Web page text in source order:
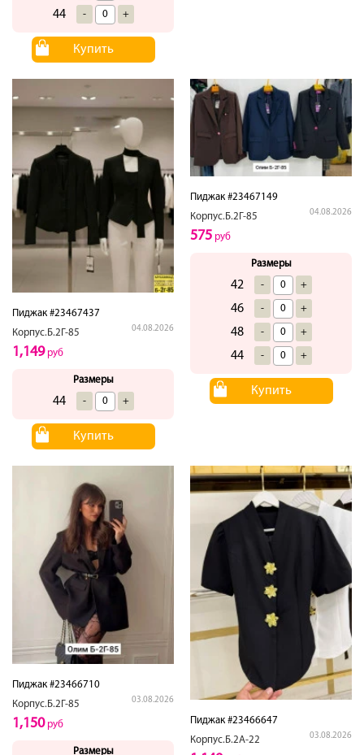
44 - +
Купить
Пиджак #23467437
Корпус.Б.2Г-85
04.08.2026
1,149руб
Размеры
44 - +
Купить
Пиджак #23467149
Корпус.Б.2Г-85
04.08.2026
575 руб
Размеры
42 - +
46 - +
48 - +
44 - +
Купить
Пиджак #23466710
Корпус.Б.2Г-85
03.08.2026
1,150руб
Размеры
Пиджак #23466647
Корпус.Б.2А-22
03.08.2026